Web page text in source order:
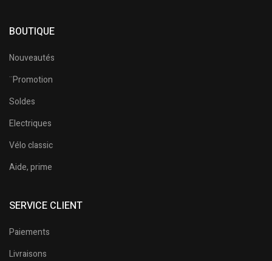
BOUTIQUE
Nouveautés
¨Promotion
Soldes
Electriques
Vélo classic
Aide, prime
SERVICE CLIENT
Paiements
Livraisons